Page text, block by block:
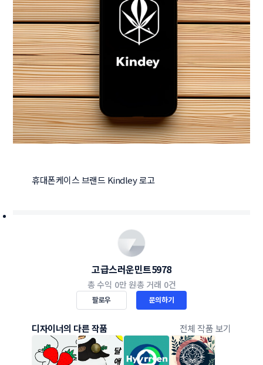
휴대폰케이스 브랜드 Kindley 로고
고급스러운민트5978
총 수익 0만 원총 거래 0건
팔로우 문의하기
디자이너의 다른 작품 전체 작품 보기